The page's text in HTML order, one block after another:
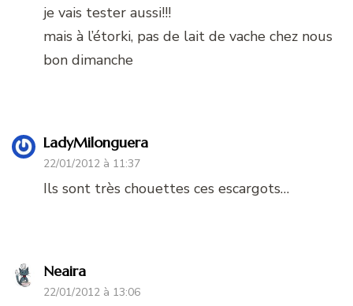
je vais tester aussi!!!
mais à l’étorki, pas de lait de vache chez nous
bon dimanche
LadyMilonguera
22/01/2012 à 11:37
Ils sont très chouettes ces escargots…
Neaira
22/01/2012 à 13:06